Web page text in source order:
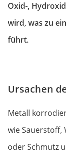
Oxid-,
wird, was zu
führt.
Ursachen
Metall
wie Sauerstoff,
oder Schmutz